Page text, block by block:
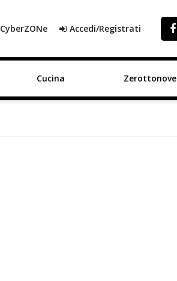
CyberZONe Accedi/Registrati
Cucina Zerottonove